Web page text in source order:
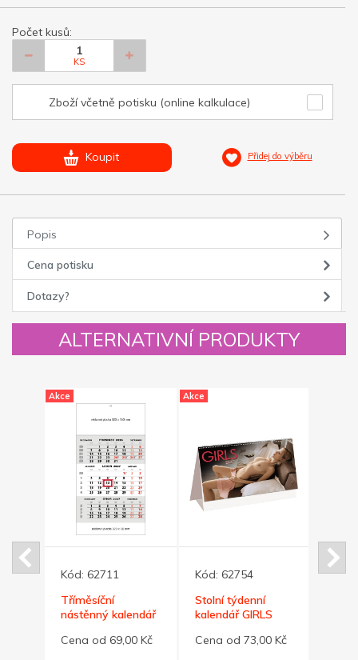
Počet kusů:
KS
Zboží včetně potisku (online kalkulace)
Koupit Přidej do výběru
Popis
Cena potisku
Dotazy?
ALTERNATIVNÍ PRODUKTY
Akce
Kód: 62711
Tříměsíční
nástěnný kalendář
Cena od 69,00 Kč
Akce
Kód: 62754
Stolní týdenní
kalendář GIRLS
Cena od 73,00 Kč
Kód: